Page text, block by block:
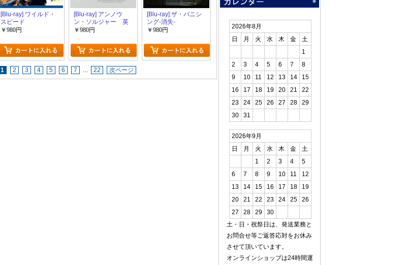
[Blu-ray] ワイルド・
スピード
￥980円
[Blu-ray] アンノウ
ン・ソルジャー 英
雄なき戦場
￥980円
[Blu-ray] ザ・バニシ
ング-消失-
￥980円
1 2 3 4 5 6 7 … 22 次ページ
2026年8月
日
月 火 水 木 金
土
1
2
3 4 5 6 7
8
9
10 11 12 13 14
15
16
17 18 19 20 21
22
23
24 25 26 27 28
29
30
31
2026年9月
日
月 火 水 木 金
土
1
2 3 4
5
6
7 8 9 10 11
12
13
14 15 16 17 18
19
20
21 22 23 24 25
26
27
28 29
30
土・日・祝祭日は、発送業務と
お問合せ等ご返答応対をお休み
させて頂いています。
オンラインショップは24時間運